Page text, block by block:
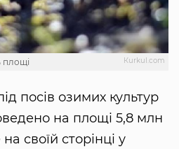
Кurkul.com
площі
посів озимих культур
на площі 5,8 млн
своїй сторінці у